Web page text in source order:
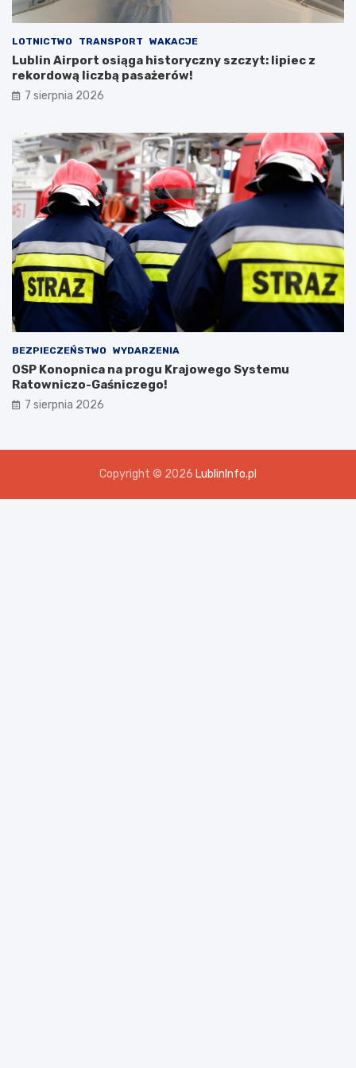
LOTNICTWO TRANSPORT WAKACJE
Lublin Airport osiąga historyczny szczyt: lipiec z
rekordową liczbą pasażerów!
7 sierpnia 2026
BEZPIECZEŃSTWO WYDARZENIA
OSP Konopnica na progu Krajowego Systemu
Ratowniczo-Gaśniczego!
7 sierpnia 2026
Copyright © 2026 LublinInfo.pl